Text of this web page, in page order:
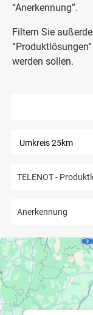
“Anerkennung”.
Filtern Sie
werden sollen.
TELENOT -
Anerkennung